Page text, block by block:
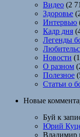
Видео (2
Здоровье
Интервью
Кадр дня
Легенды
Новости
О разном
Полезное
Статьи о
Новые
Буй к
Юрий
Владимир